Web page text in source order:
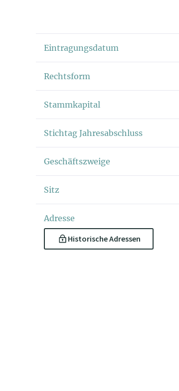
Eintragungsdatum
Rechtsform
Stammkapital
Stichtag Jahresabschluss
Geschäftszweige
Sitz
Adresse
Historische Adressen